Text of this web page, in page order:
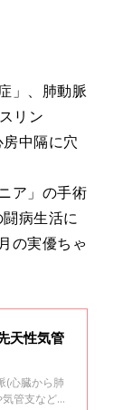
」、肺動脈
リン
中隔に穴
ア」の手術
病生活に
の実優ちゃ
天性気管
(心臓から肺
管支などに